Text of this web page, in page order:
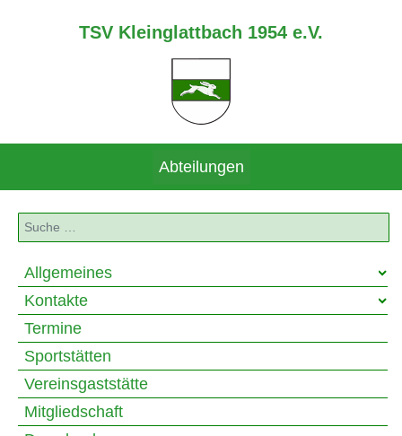
TSV Kleinglattbach 1954 e.V.
Abteilungen
Suchen
Allgemeines
Kontakte
Termine
Sportstätten
Vereinsgaststätte
Mitgliedschaft